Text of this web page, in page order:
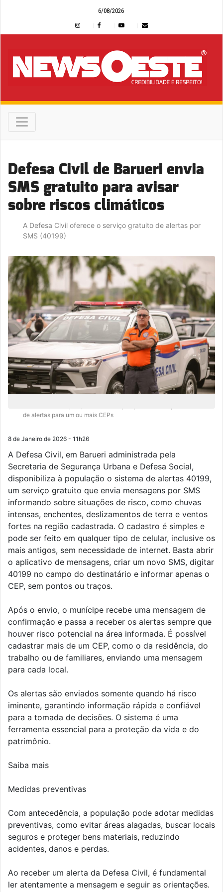
6/08/2026
Defesa Civil de Barueri envia
SMS gratuito para avisar
sobre riscos climáticos
A Defesa Civil oferece o serviço gratuito de alertas por
SMS (40199)
de alertas para um ou mais CEPs
8 de Janeiro de 2026 - 11h26
A Defesa Civil, em Barueri administrada pela
Secretaria de Segurança Urbana e Defesa Social,
disponibiliza à população o sistema de alertas 40199,
um serviço gratuito que envia mensagens por SMS
informando sobre situações de risco, como chuvas
intensas, enchentes, deslizamentos de terra e ventos
fortes na região cadastrada. O cadastro é simples e
pode ser feito em qualquer tipo de celular, inclusive os
mais antigos, sem necessidade de internet. Basta abrir
o aplicativo de mensagens, criar um novo SMS, digitar
40199 no campo do destinatário e informar apenas o
CEP, sem pontos ou traços.
Após o envio, o munícipe recebe uma mensagem de
confirmação e passa a receber os alertas sempre que
houver risco potencial na área informada. É possível
cadastrar mais de um CEP, como o da residência, do
trabalho ou de familiares, enviando uma mensagem
para cada local.
Os alertas são enviados somente quando há risco
iminente, garantindo informação rápida e confiável
para a tomada de decisões. O sistema é uma
ferramenta essencial para a proteção da vida e do
patrimônio.
Saiba mais
Medidas preventivas
Com antecedência, a população pode adotar medidas
preventivas, como evitar áreas alagadas, buscar locais
seguros e proteger bens materiais, reduzindo
acidentes, danos e perdas.
Ao receber um alerta da Defesa Civil, é fundamental
ler atentamente a mensagem e seguir as orientações.